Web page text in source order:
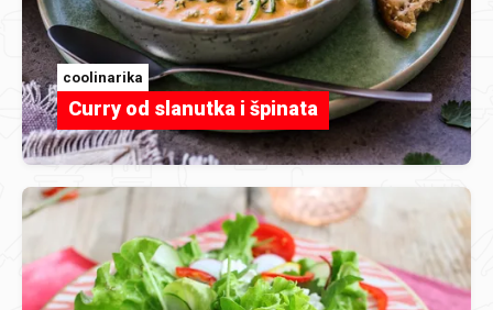
coolinarika
Curry od slanutka i špinata